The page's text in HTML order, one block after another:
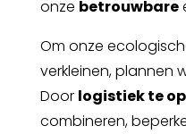
onze betrouwbare
Om onze
verkleinen, plannen
Door logistiek te
combineren,